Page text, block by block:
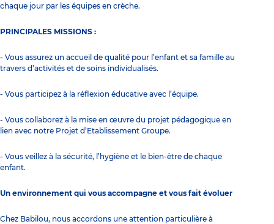
chaque jour par les équipes en crèche.
PRINCIPALES MISSIONS :
- Vous assurez un accueil de qualité pour l’enfant et sa famille au
travers d’activités et de soins individualisés.
- Vous participez à la réflexion éducative avec l’équipe.
- Vous collaborez à la mise en œuvre du projet pédagogique en
lien avec notre Projet d’Etablissement Groupe.
- Vous veillez à la sécurité, l’hygiène et le bien-être de chaque
enfant.
Un environnement qui vous accompagne et vous fait évoluer
Chez Babilou, nous accordons une attention particulière à